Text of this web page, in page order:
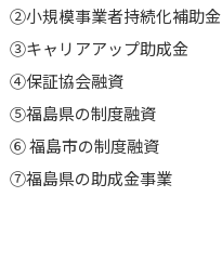
②小規模事業者持続化補助金
③キャリアアップ助成金
④保証協会融資
⑤福島県の制度融資
⑥福島市の制度融資
⑦福島県の助成金事業